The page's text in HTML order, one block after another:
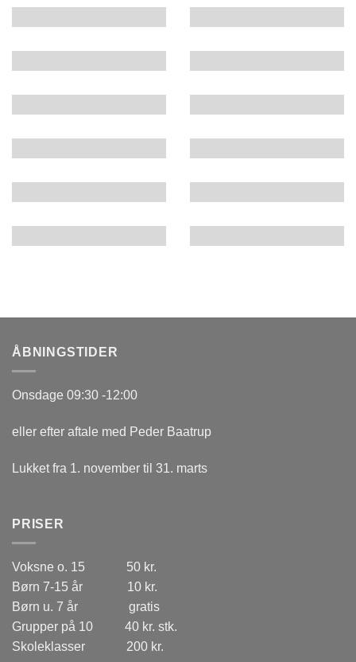
ÅBNINGSTIDER
Onsdage 09:30 -12:00
eller efter aftale med Peder Baatrup
Lukket fra 1. november til 31. marts
PRISER
Voksne o. 15 50 kr.
Børn 7-15 år 10 kr.
Børn u. 7 år gratis
Grupper på 10 40 kr. stk.
Skoleklasser 200 kr.